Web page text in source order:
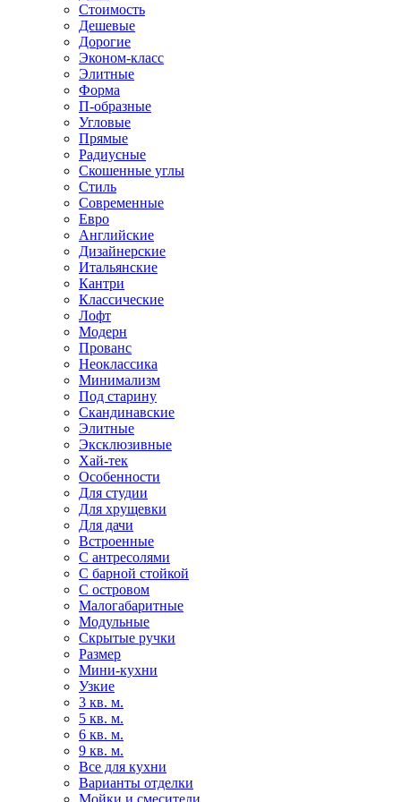
Стоимость
Дешевые
Дорогие
Эконом-класс
Элитные
Форма
П-образные
Угловые
Прямые
Радиусные
Скошенные углы
Стиль
Современные
Евро
Английские
Дизайнерские
Итальянские
Кантри
Классические
Лофт
Модерн
Прованс
Неоклассика
Минимализм
Под старину
Скандинавские
Элитные
Эксклюзивные
Хай-тек
Особенности
Для студии
Для хрущевки
Для дачи
Встроенные
С антресолями
С барной стойкой
С островом
Малогабаритные
Модульные
Скрытые ручки
Размер
Мини-кухни
Узкие
3 кв. м.
5 кв. м.
6 кв. м.
9 кв. м.
Все для кухни
Варианты отделки
Мойки и смесители